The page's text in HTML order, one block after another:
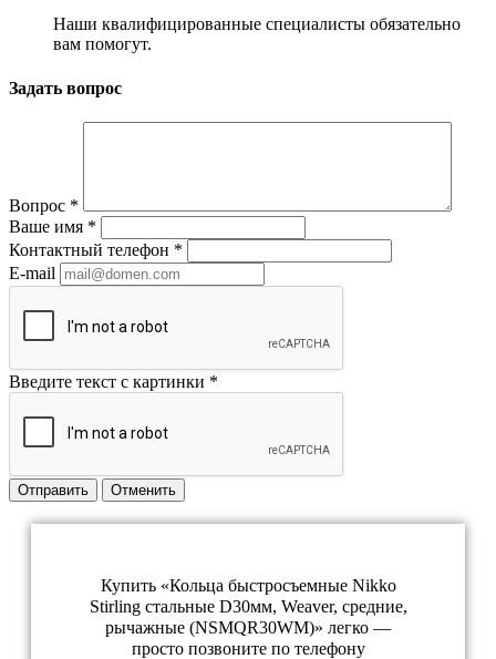
Наши квалифицированные специалисты обязательно
вам помогут.
Задать вопрос
Вопрос *
Ваше имя *
Контактный телефон *
E-mail
Введите текст с картинки *
Отправить Отменить
Купить «Кольца быстросъемные Nikko
Stirling стальные D30мм, Weaver, средние,
рычажные (NSMQR30WM)» легко —
просто позвоните по телефону